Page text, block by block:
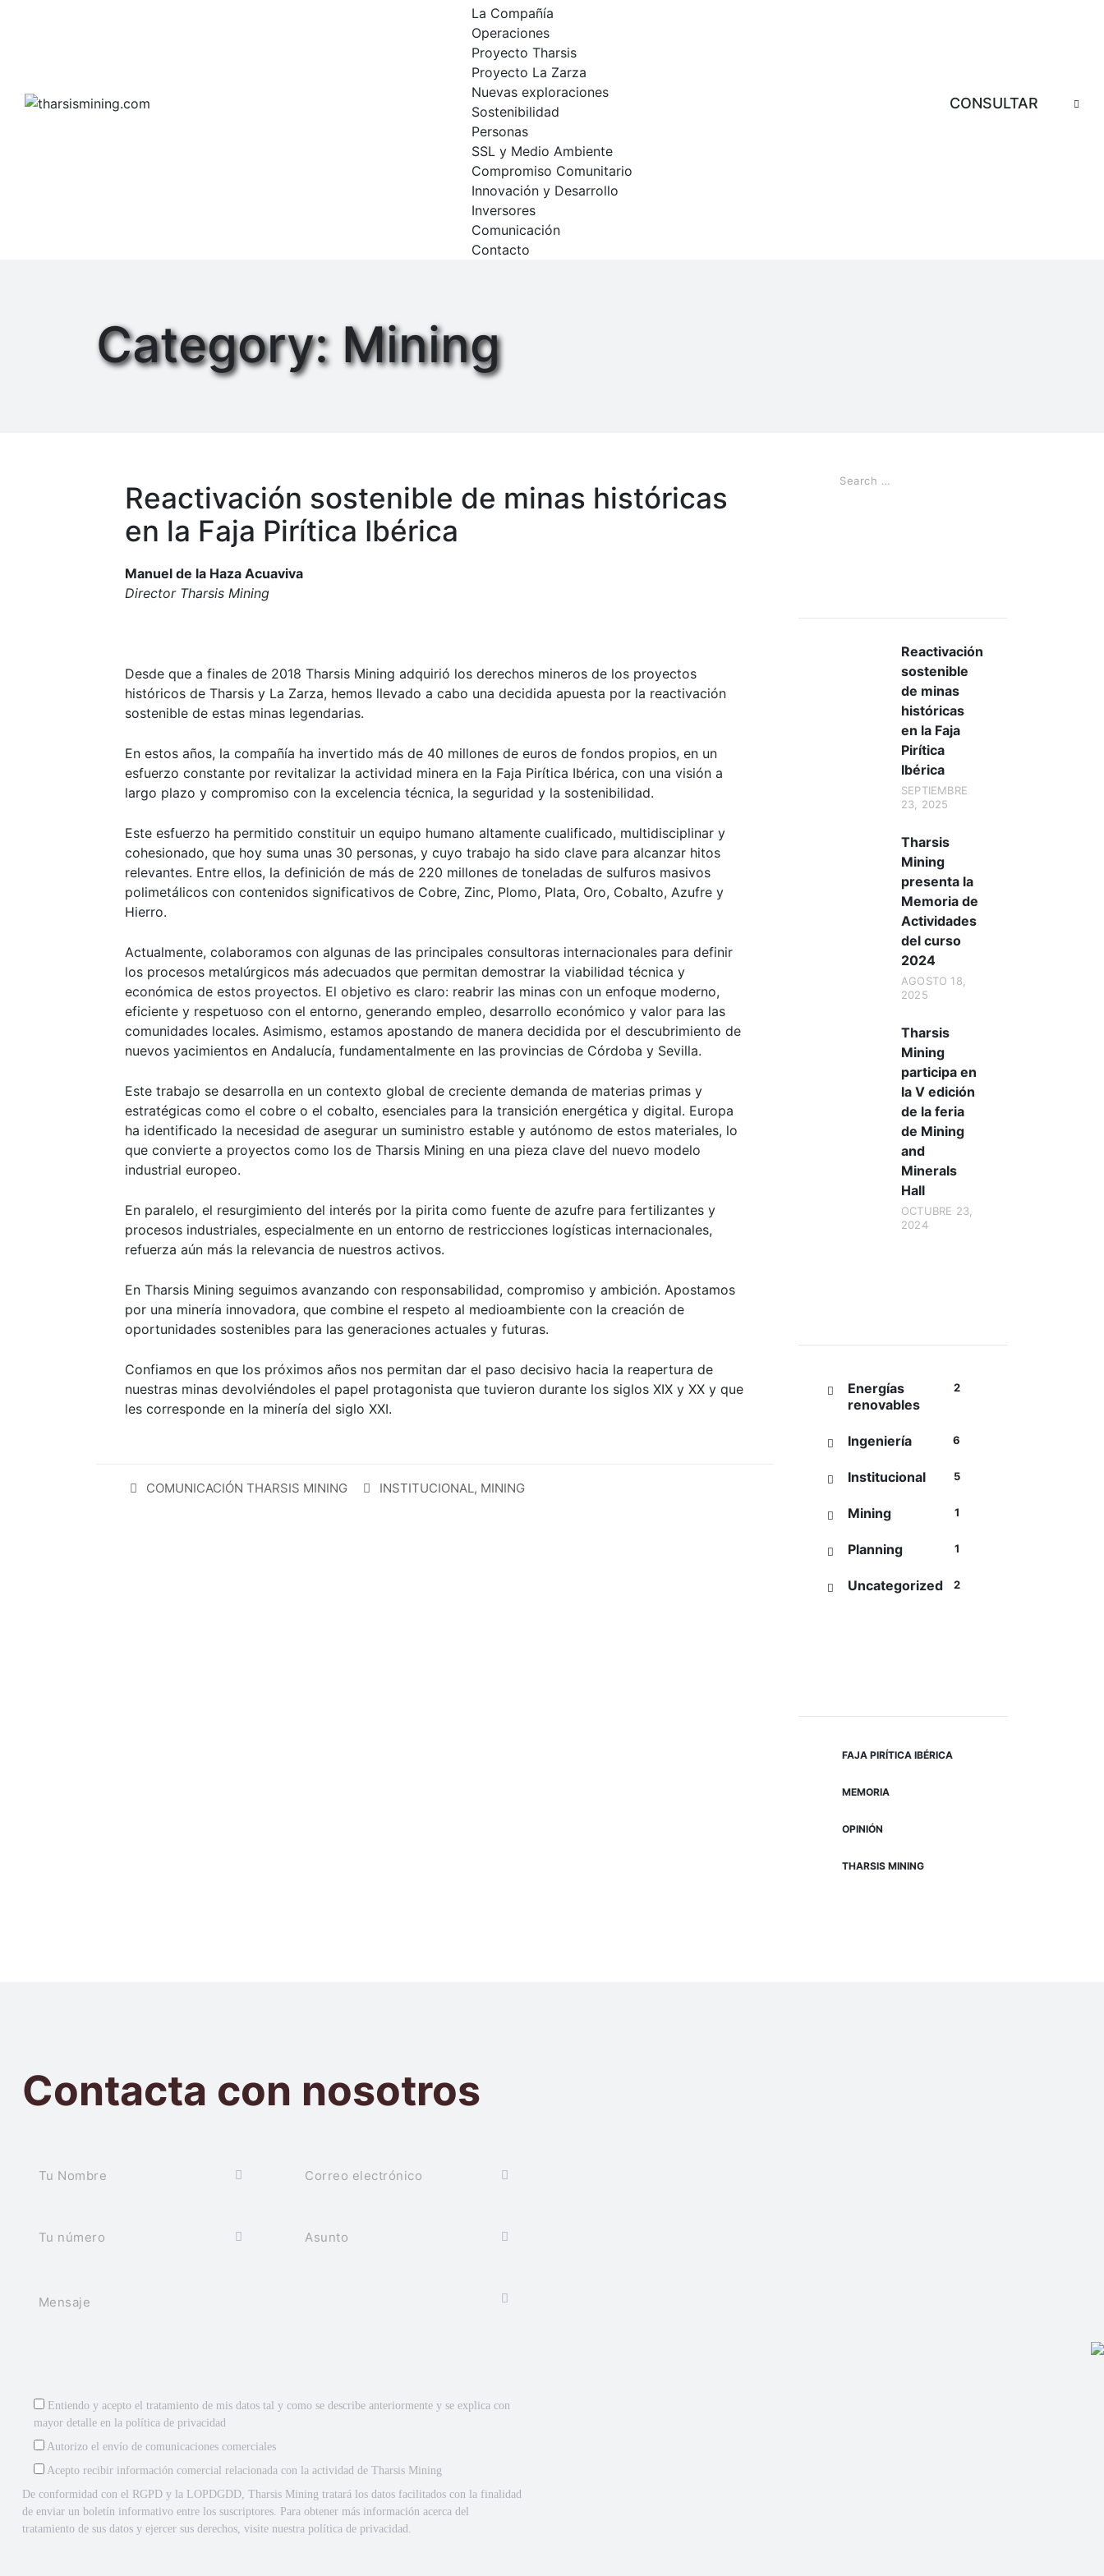
La Compañía
Operaciones
Proyecto Tharsis
Proyecto La Zarza
Nuevas exploraciones
Sostenibilidad
Personas
SSL y Medio Ambiente
Compromiso Comunitario
Innovación y Desarrollo
Inversores
Comunicación
Contacto
CONSULTAR
Category: Mining
Reactivación sostenible de minas históricas
en la Faja Pirítica Ibérica
Manuel de la Haza Acuaviva
Director Tharsis Mining
Desde que a finales de 2018 Tharsis Mining adquirió los derechos mineros de los proyectos
históricos de Tharsis y La Zarza, hemos llevado a cabo una decidida apuesta por la reactivación
sostenible de estas minas legendarias.
En estos años, la compañía ha invertido más de 40 millones de euros de fondos propios, en un
esfuerzo constante por revitalizar la actividad minera en la Faja Pirítica Ibérica, con una visión a
largo plazo y compromiso con la excelencia técnica, la seguridad y la sostenibilidad.
Este esfuerzo ha permitido constituir un equipo humano altamente cualificado, multidisciplinar y
cohesionado, que hoy suma unas 30 personas, y cuyo trabajo ha sido clave para alcanzar hitos
relevantes. Entre ellos, la definición de más de 220 millones de toneladas de sulfuros masivos
polimetálicos con contenidos significativos de Cobre, Zinc, Plomo, Plata, Oro, Cobalto, Azufre y
Hierro.
Actualmente, colaboramos con algunas de las principales consultoras internacionales para definir
los procesos metalúrgicos más adecuados que permitan demostrar la viabilidad técnica y
económica de estos proyectos. El objetivo es claro: reabrir las minas con un enfoque moderno,
eficiente y respetuoso con el entorno, generando empleo, desarrollo económico y valor para las
comunidades locales. Asimismo, estamos apostando de manera decidida por el descubrimiento de
nuevos yacimientos en Andalucía, fundamentalmente en las provincias de Córdoba y Sevilla.
Este trabajo se desarrolla en un contexto global de creciente demanda de materias primas y
estratégicas como el cobre o el cobalto, esenciales para la transición energética y digital. Europa
ha identificado la necesidad de asegurar un suministro estable y autónomo de estos materiales, lo
que convierte a proyectos como los de Tharsis Mining en una pieza clave del nuevo modelo
industrial europeo.
En paralelo, el resurgimiento del interés por la pirita como fuente de azufre para fertilizantes y
procesos industriales, especialmente en un entorno de restricciones logísticas internacionales,
refuerza aún más la relevancia de nuestros activos.
En Tharsis Mining seguimos avanzando con responsabilidad, compromiso y ambición. Apostamos
por una minería innovadora, que combine el respeto al medioambiente con la creación de
oportunidades sostenibles para las generaciones actuales y futuras.
Confiamos en que los próximos años nos permitan dar el paso decisivo hacia la reapertura de
nuestras minas devolviéndoles el papel protagonista que tuvieron durante los siglos XIX y XX y que
les corresponde en la minería del siglo XXI.
COMUNICACIÓN THARSIS MINING INSTITUCIONAL, MINING
Reactivación
sostenible
de minas
históricas
en la Faja
Pirítica
Ibérica
SEPTIEMBRE
23, 2025
Tharsis
Mining
presenta la
Memoria de
Actividades
del curso
2024
AGOSTO 18,
2025
Tharsis
Mining
participa en
la V edición
de la feria
de Mining
and
Minerals
Hall
OCTUBRE 23,
2024
Energías
renovables
2
Ingeniería 6
Institucional 5
Mining 1
Planning 1
Uncategorized 2
FAJA PIRÍTICA IBÉRICA
MEMORIA
OPINIÓN
THARSIS MINING
Contacta con nosotros
Entiendo y acepto el tratamiento de mis datos tal y como se describe anteriormente y se explica con
mayor detalle en la política de privacidad
Autorizo el envío de comunicaciones comerciales
Acepto recibir información comercial relacionada con la actividad de Tharsis Mining
De conformidad con el RGPD y la LOPDGDD, Tharsis Mining tratará los datos facilitados con la finalidad
de enviar un boletín informativo entre los suscriptores. Para obtener más información acerca del
tratamiento de sus datos y ejercer sus derechos, visite nuestra política de privacidad.